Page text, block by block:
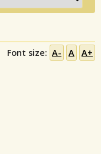
Font size: A- A A+